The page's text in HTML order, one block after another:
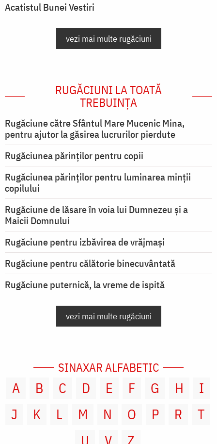
Acatistul Bunei Vestiri
vezi mai multe rugăciuni
RUGĂCIUNI LA TOATĂ
TREBUINȚA
Rugăciune către Sfântul Mare Mucenic Mina,
pentru ajutor la găsirea lucrurilor pierdute
Rugăciunea părinților pentru copii
Rugăciunea părinților pentru luminarea minţii
copilului
Rugăciune de lăsare în voia lui Dumnezeu şi a
Maicii Domnului
Rugăciune pentru izbăvirea de vrăjmași
Rugăciune pentru călătorie binecuvântată
Rugăciune puternică, la vreme de ispită
vezi mai multe rugăciuni
SINAXAR ALFABETIC
A B C D E F G H
I
J
K L M N O P R
T